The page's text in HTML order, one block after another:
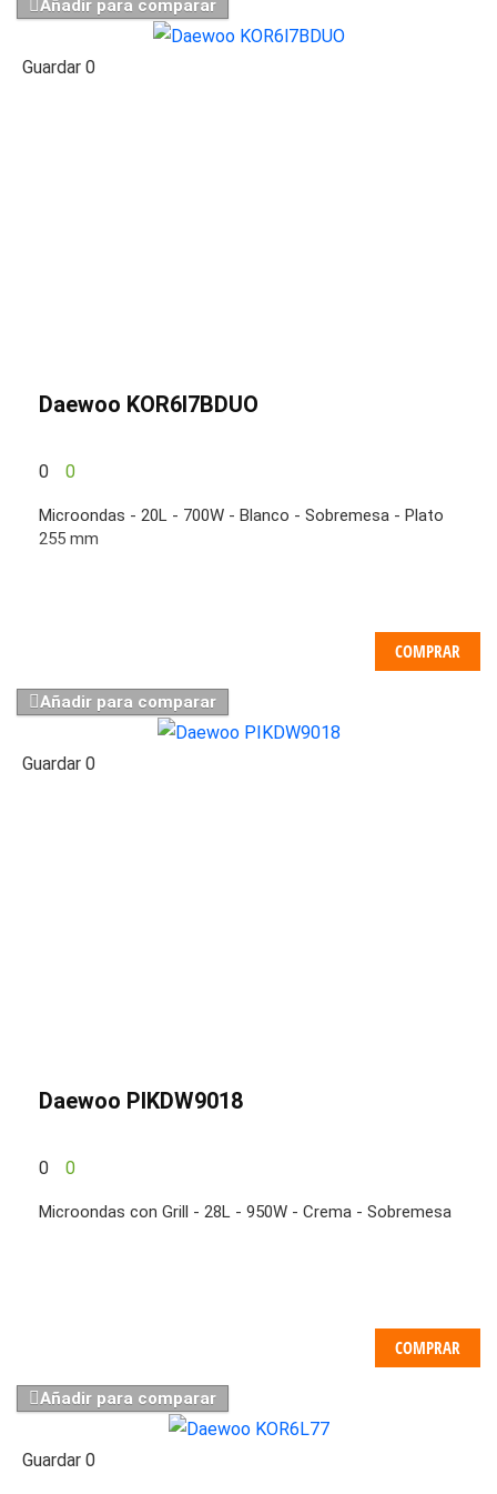
Añadir para comparar
Guardar 0
Daewoo KOR6l7BDUO
0 0
Microondas - 20L - 700W - Blanco - Sobremesa - Plato
255 mm
COMPRAR
Añadir para comparar
Guardar 0
Daewoo PIKDW9018
0 0
Microondas con Grill - 28L - 950W - Crema - Sobremesa
COMPRAR
Añadir para comparar
Guardar 0